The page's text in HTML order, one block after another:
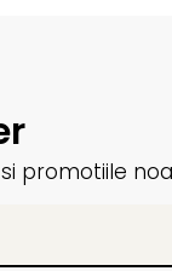
promotiile